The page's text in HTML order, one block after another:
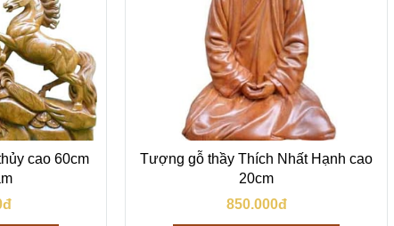
cao 60cm
Tượng gỗ thầy Thích Nhất Hạnh cao
20cm
850.000đ